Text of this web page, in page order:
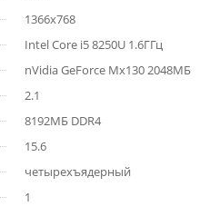
1366x768
Intel Core i5 8250U 1.6ГГц
nVidia GeForce Mx130 2048МБ
2.1
8192МБ DDR4
15.6
четырехъядерный
1